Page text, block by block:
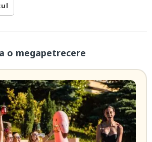
o megapetrecere